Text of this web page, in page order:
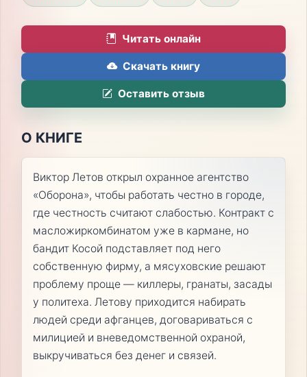
Читать онлайн
Скачать книгу
Оставить отзыв
О КНИГЕ
Виктор Летов открыл охранное агентство
«Оборона», чтобы работать честно в городе,
где честность считают слабостью. Контракт с
масложиркомбинатом уже в кармане, но
бандит Косой подставляет под него
собственную фирму, а мясуховские решают
проблему проще — киллеры, гранаты, засады
у политеха. Летову приходится набирать
людей среди афганцев, договариваться с
милицией и вневедомственной охраной,
выкручиваться без денег и связей.